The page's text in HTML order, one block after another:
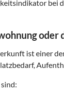
bei
oder
ist einer